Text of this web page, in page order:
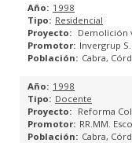
1998
Residencial
Demolición
Invergrup S.L.
Cabra,
1998
Docente
Reforma
RR.MM.
Cabra,